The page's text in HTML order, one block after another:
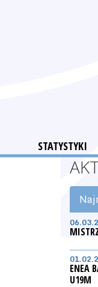
STATYSTYKI
ENEA
U19M